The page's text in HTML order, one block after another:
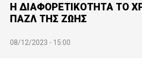
Η ΔΙΑΦΟΡΕΤΙΚΟΤΗΤΑ ΤΟ
ΠΑΖΛ ΤΗΣ ΖΩΗΣ
08/12/2023 - 15:00